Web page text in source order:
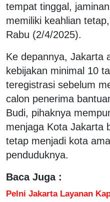
tempat tinggal,
memiliki keahlian
Rabu (2/4/2025).
Ke depannya, Jakarta
kebijakan minimal 10
teregistrasi sebelum
calon penerima
Budi, pihaknya
menjaga Kota Jakarta
tetap menjadi kota
penduduknya.
Baca Juga :
Pelni Jakarta Layanan